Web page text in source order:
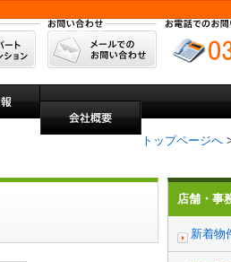
トップページへ
店舗・事
新着物